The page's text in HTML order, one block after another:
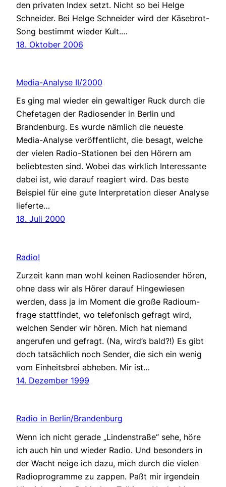
den privaten Index setzt. Nicht so bei Helge
Schneider. Bei Helge Schneider wird der Käsebrot-
Song bestimmt wieder Kult.…
18. Oktober 2006
Media-Analyse II/2000
Es ging mal wieder ein gewaltiger Ruck durch die
Chefetagen der Radiosender in Berlin und
Brandenburg. Es wurde nämlich die neueste
Media-Analyse veröffentlicht, die besagt, welche
der vielen Radio-Stationen bei den Hörern am
beliebtesten sind. Wobei das wirklich Interessante
dabei ist, wie darauf reagiert wird. Das beste
Beispiel für eine gute Interpretation dieser Analyse
lieferte…
18. Juli 2000
Radio!
Zurzeit kann man wohl keinen Radiosender hören,
ohne dass wir als Hörer darauf Hingewiesen
werden, dass ja im Moment die große Radioum-
frage stattfindet, wo telefonisch gefragt wird,
welchen Sender wir hören. Mich hat niemand
angerufen und gefragt. (Na, wird’s bald?!) Es gibt
doch tatsächlich noch Sender, die sich ein wenig
vom Einheitsbrei abheben. Mir ist…
14. Dezember 1999
Radio in Berlin/Brandenburg
Wenn ich nicht gerade „Lindenstraße“ sehe, höre
ich auch hin und wieder Radio. Und besonders in
der Wacht neige ich dazu, mich durch die vielen
Radioprogramme zu zappen. Paßt mir irgendein